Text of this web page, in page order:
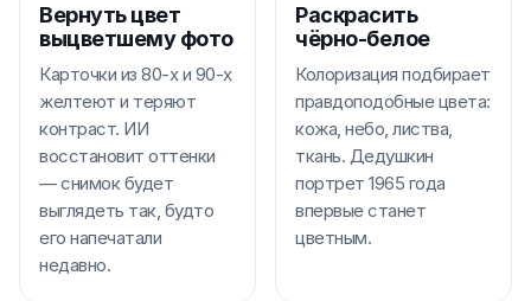
Вернуть цвет
выцветшему фото
Карточки из 80-х и 90-х
желтеют и теряют
контраст. ИИ
восстановит оттенки
— снимок будет
выглядеть так, будто
его напечатали
недавно.
Раскрасить
чёрно-белое
Колоризация подбирает
правдоподобные цвета:
кожа, небо, листва,
ткань. Дедушкин
портрет 1965 года
впервые станет
цветным.